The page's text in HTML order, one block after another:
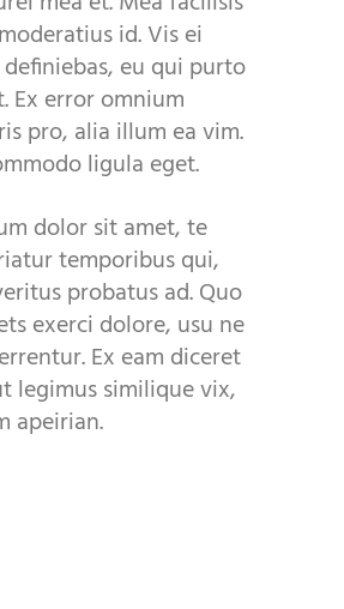
id. Vis ei
eu qui purto
Ex error omnium
pro, alia illum ea vim.
ligula eget.
dolor sit amet, te
temporibus qui,
probatus ad. Quo
exerci dolore, usu ne
Ex eam diceret
legimus similique vix,
apeirian.